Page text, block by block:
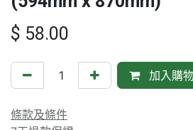
$ 58.00
加入購
條款及條件